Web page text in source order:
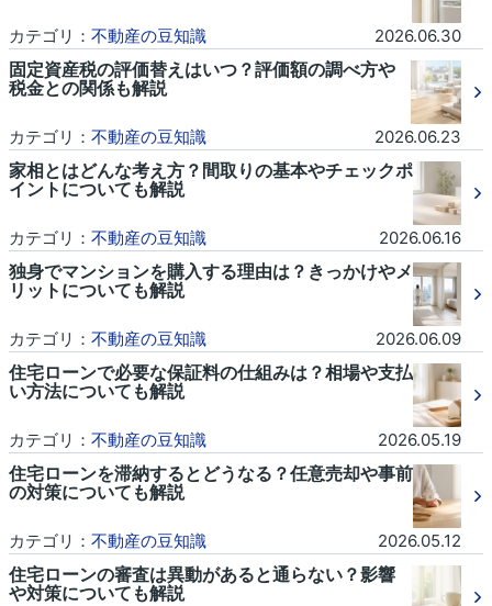
カテゴリ： 不動産の豆知識 2026.06.30
固定資産税の評価替えはいつ？評価額の調べ方や
税金との関係も解説
カテゴリ： 不動産の豆知識 2026.06.23
家相とはどんな考え方？間取りの基本やチェックポ
イントについても解説
カテゴリ： 不動産の豆知識 2026.06.16
独身でマンションを購入する理由は？きっかけやメ
リットについても解説
カテゴリ： 不動産の豆知識 2026.06.09
住宅ローンで必要な保証料の仕組みは？相場や支払
い方法についても解説
カテゴリ： 不動産の豆知識 2026.05.19
住宅ローンを滞納するとどうなる？任意売却や事前
の対策についても解説
カテゴリ： 不動産の豆知識 2026.05.12
住宅ローンの審査は異動があると通らない？影響
や対策についても解説